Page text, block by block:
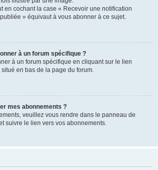
en cochant la case « Recevoir une notification
» équivaut à vous abonner à ce sujet.
à un forum spécifique ?
à un forum spécifique en cliquant sur le lien
situé en bas de la page du forum.
mes abonnements ?
veuillez vous rendre dans le panneau de
suivre le lien vers vos abonnements.